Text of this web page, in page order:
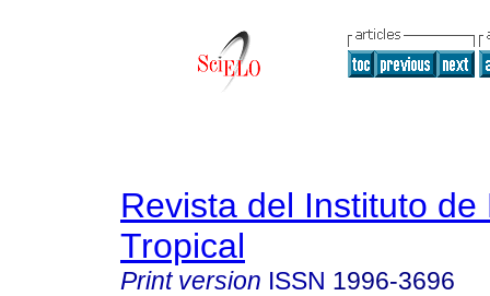
Revista del Instituto de
Tropical
Print version ISSN 1996-3696